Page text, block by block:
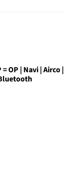
OP | Navi | Airco |